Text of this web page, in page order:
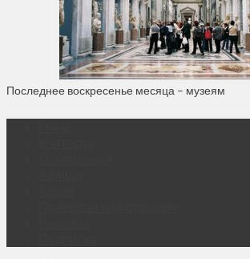
Последнее воскресенье месяца – музеям